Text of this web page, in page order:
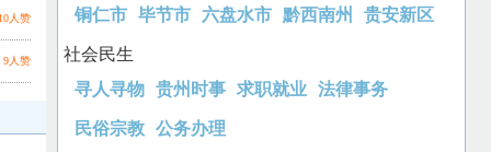
10人赞
9人赞
铜仁市 毕节市 六盘水市 黔西南州 贵安新区
社会民生
寻人寻物 贵州时事 求职就业 法律事务
民俗宗教 公务办理